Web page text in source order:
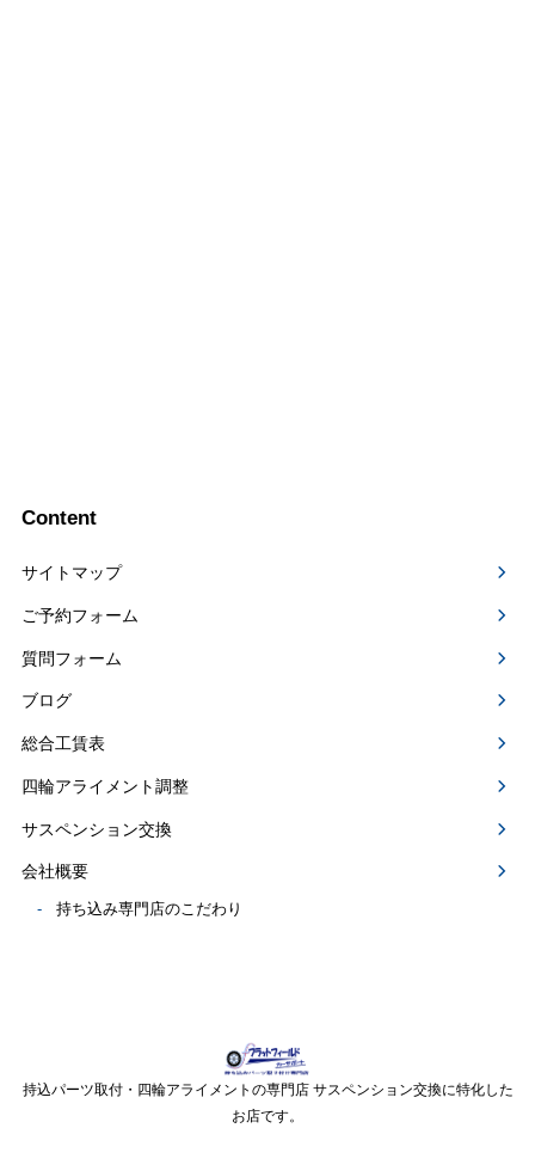
Content
サイトマップ
ご予約フォーム
質問フォーム
ブログ
総合工賃表
四輪アライメント調整
サスペンション交換
会社概要
持ち込み専門店のこだわり
持込パーツ取付・四輪アライメントの専門店 サスペンション交換に特化した
お店です。